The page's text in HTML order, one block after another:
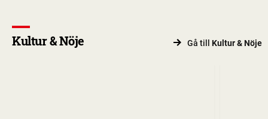
Kultur & Nöje Gå till Kultur & Nöje